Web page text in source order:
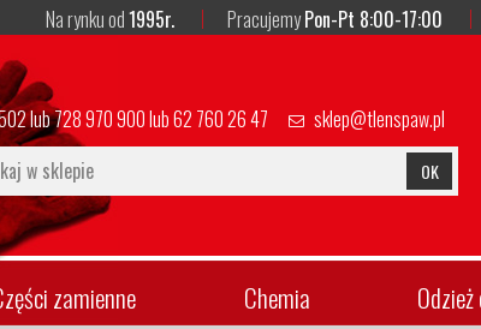
Na rynku od1995r. PracujemyPon-Pt 8:00-17:00
lub728 970 900lub62 760 26 47 sklep@tlenspaw.pl
OK
zamienne Chemia